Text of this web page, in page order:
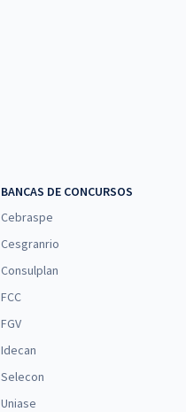
BANCAS DE CONCURSOS
Cebraspe
Cesgranrio
Consulplan
FCC
FGV
Idecan
Selecon
Uniase